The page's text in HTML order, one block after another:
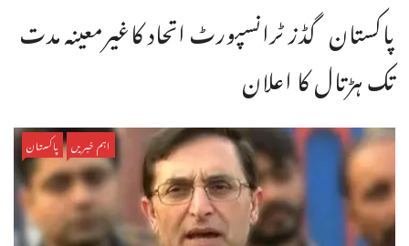
پاکستان گڈز ٹرانسپورٹ اتحاد کاغیرمعینہ مدت
تک ہڑتال کا اعلان
اہم خبریں پاکستان